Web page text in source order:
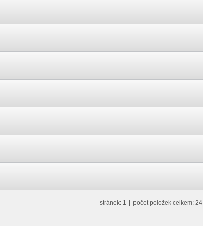
stránek: 1 počet položek celkem: 24